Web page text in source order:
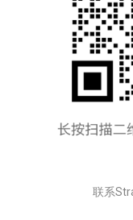
联系